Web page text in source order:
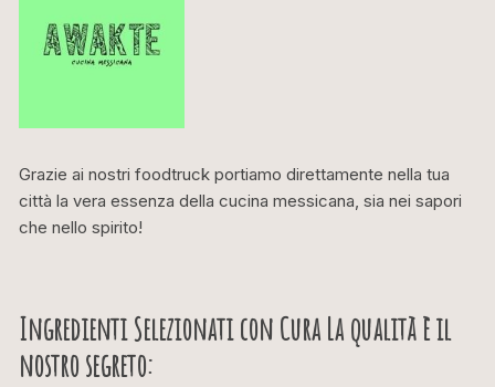
Grazie ai nostri foodtruck portiamo direttamente nella tua
città la vera essenza della cucina messicana, sia nei sapori
che nello spirito!
Ingredienti Selezionati con Cura La qualità è il
nostro segreto: